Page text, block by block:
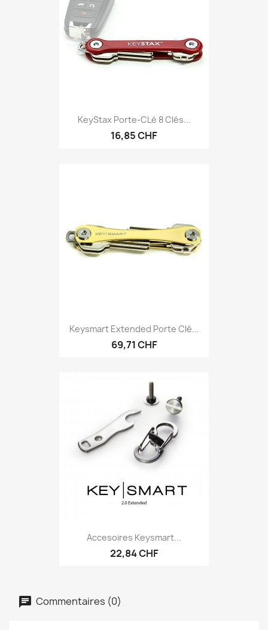
KeyStax Porte-CLé 8 Clés...
16,85 CHF
Keysmart Extended Porte Clé...
69,71 CHF
Accesoires Keysmart...
22,84 CHF
Commentaires (0)